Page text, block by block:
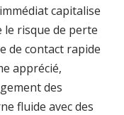
capitalise
le risque de perte
de contact rapide
apprécié,
des
fluide avec des